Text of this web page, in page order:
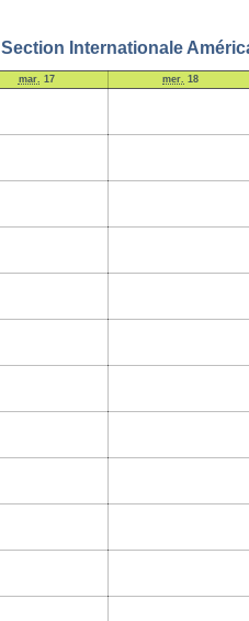
Section Internationale
mar. 17 mer. 18